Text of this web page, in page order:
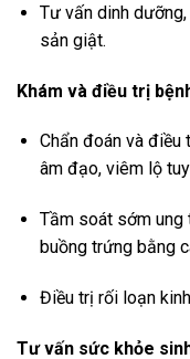
Tư vấn dinh
sản giật.
Khám và điều trị
Chẩn đoán và điều
âm đạo, viêm lộ
Tầm soát sớm ung
buồng trứng bằng
Điều trị rối loạn
Tư vấn sức khỏe